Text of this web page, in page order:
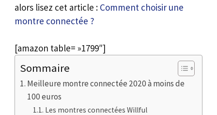
alors lisez cet article : Comment choisir une
montre connectée ?
[amazon table= »1799″]
Sommaire
Meilleure montre connectée 2020 à moins de
100 euros
Les montres connectées Willful